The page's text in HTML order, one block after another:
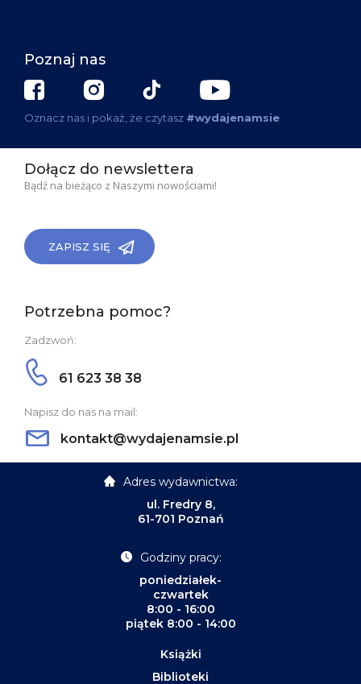
Poznaj nas
Oznacz nas i pokaż, że czytasz #wydajenamsie
Dołącz do newslettera
Bądź na bieżąco z Naszymi nowościami!
ZAPISZ SIĘ
Potrzebna pomoc?
Zadzwoń:
61 623 38 38
Napisz do nas na mail:
kontakt@wydajenamsie.pl
Adres wydawnictwa:
ul. Fredry 8,
61-701 Poznań
Godziny pracy:
poniedziałek-
czwartek
8:00 - 16:00
piątek 8:00 - 14:00
Książki
Biblioteki